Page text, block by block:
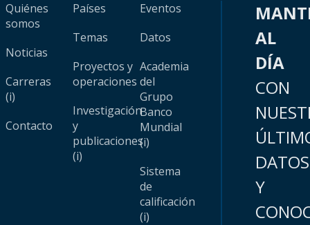
Quiénes
somos
Noticias
Carreras
(i)
Contacto
Países
Temas
Proyectos y
operaciones
Investigación
y
publicaciones
(i)
Eventos
Datos
Academia
del
Grupo
Banco
Mundial
(i)
Sistema
de
calificación
(i)
AL
DÍA
CON
DATOS
Y